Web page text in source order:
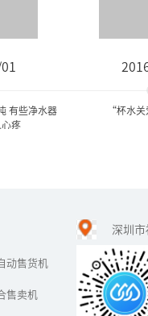
有些净水器
疼
注意饮
家里不
“杯水
高温来袭
前再次启动
爱”大型公
５户商家和
伍，设置爱
动售货机
售卖机
深圳